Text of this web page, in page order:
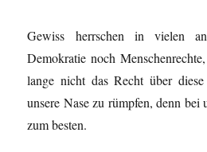
Gewiss herrschen in vielen
Demokratie noch
lange nicht das Recht über
unsere Nase zu rümpfen, denn bei
zum besten.